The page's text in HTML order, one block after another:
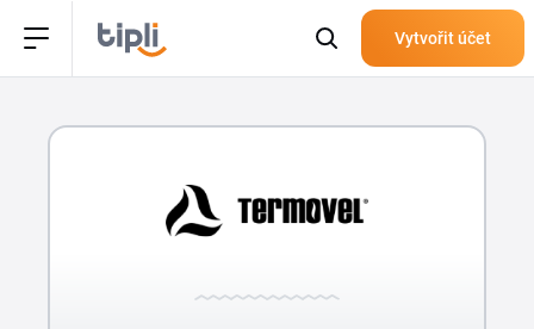
Vytvořit účet